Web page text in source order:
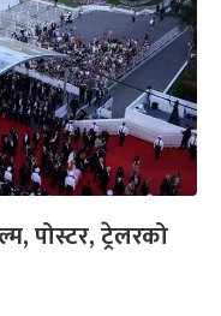
पोस्टर, ट्रेलरको